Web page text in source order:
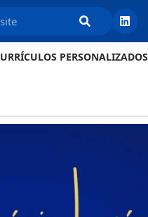
PERSONALIZADOS